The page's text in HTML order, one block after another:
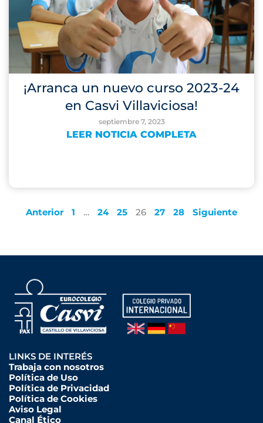
¡Arranca un nuevo curso 2023-24
en Casvi Villaviciosa!
septiembre 7, 2023
LEER NOTICIA COMPLETA
Anterior 1 … 24 25 26 27 28 Siguiente
LINKS DE INTERÉS
Trabaja con nosotros
Política de Uso
Política de Privacidad
Política de Cookies
Aviso Legal
Canal Ético